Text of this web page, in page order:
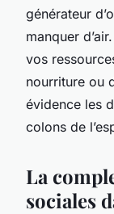
générateur
manquer
vos
nourriture ou
évidence les
colons de
La
sociales